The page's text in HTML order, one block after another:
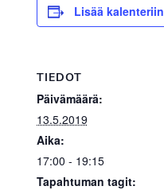
Lisää kalenteriin
TIEDOT
Päivämäärä:
13.5.2019
Aika:
17:00 - 19:15
Tapahtuman tagit: